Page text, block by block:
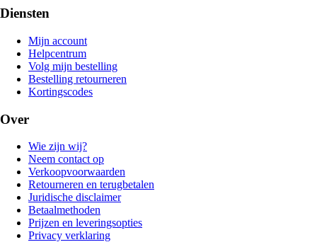
Diensten
Mijn account
Helpcentrum
Volg mijn bestelling
Bestelling retourneren
Kortingscodes
Over
Wie zijn wij?
Neem contact op
Verkoopvoorwaarden
Retourneren en terugbetalen
Juridische disclaimer
Betaalmethoden
Prijzen en leveringsopties
Privacy verklaring